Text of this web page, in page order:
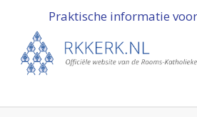
Praktische informatie